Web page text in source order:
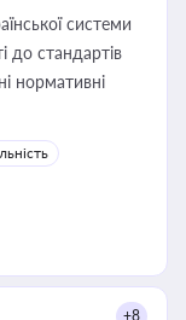
системи
до стандартів
нормативні
+8